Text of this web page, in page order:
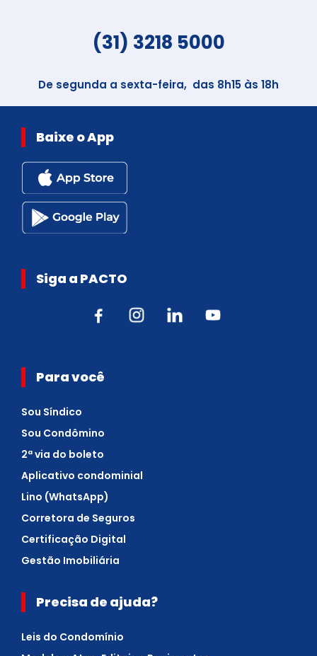
(31) 3218 5000
De segunda a sexta-feira, das 8h15 às 18h
Baixe o App
Siga a PACTO
Para você
Sou Síndico
Sou Condômino
2ª via do boleto
Aplicativo condominial
Lino (WhatsApp)
Corretora de Seguros
Certificação Digital
Gestão Imobiliária
Precisa de ajuda?
Leis do Condomínio